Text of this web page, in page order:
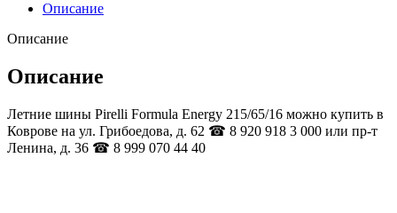
Описание
Описание
Описание
Летние шины Pirelli Formula Energy 215/65/16 можно купить в
Коврове на ул. Грибоедова, д. 62 ☎ 8 920 918 3 000 или пр-т
Ленина, д. 36 ☎ 8 999 070 44 40